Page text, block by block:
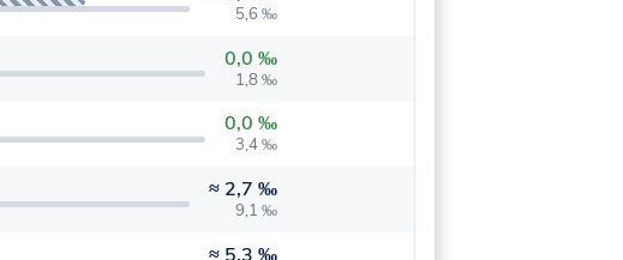
5,6 ‰
0,0 ‰
1,8 ‰
0,0 ‰
3,4 ‰
≈ 2,7 ‰
9,1 ‰
≈ 5,3 ‰